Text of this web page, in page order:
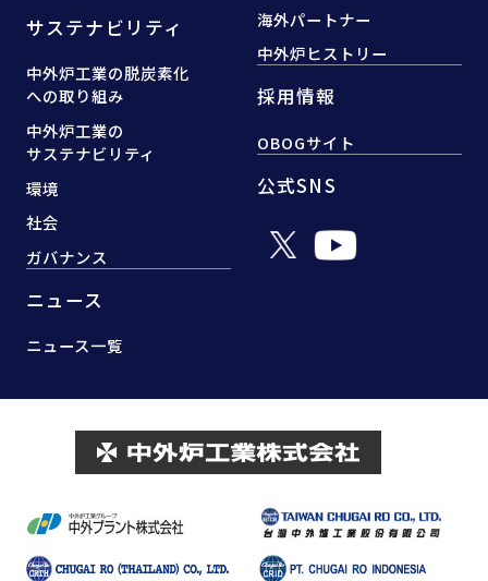
サステナビリティ
中外炉工業の脱炭素化
への取り組み
中外炉工業の
サステナビリティ
環境
社会
ガバナンス
ニュース
ニュース一覧
海外パートナー
中外炉ヒストリー
採用情報
OBOGサイト
公式SNS